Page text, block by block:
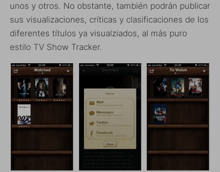
unos y otros. No obstante, también podrán publicar
sus visualizaciones, críticas y clasificaciones de los
diferentes títulos ya visualziados, al más puro
estilo TV Show Tracker.